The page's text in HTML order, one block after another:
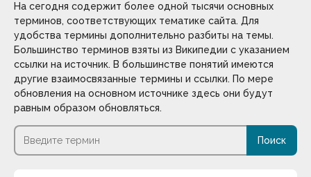
Компетентность
Жизнелюбие
Мировоззрение
Мораль
Окружение и Общение
Предостережение
Развитие личности
Самоконтроль
Смысл жизни и Счастье
Общество
На сегодня содержит более одной тысячи основных
терминов, соответствующих тематике сайта. Для
удобства термины дополнительно разбиты на темы.
Большинство терминов взяты из Википедии с указанием
ссылки на источник. В большинстве понятий имеются
другие взаимосвязанные термины и ссылки. По мере
обновления на основном источнике здесь они будут
равным образом обновляться.
Поиск
Цитата дня
Джаред Даймонд
У истории действительно есть общие
закономерности, и попытаться найти им
keyboard_arrow_down